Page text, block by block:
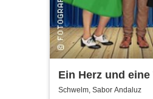
Ein Herz und eine
Dinner-Komödie
Schwelm, Sabor Andaluz